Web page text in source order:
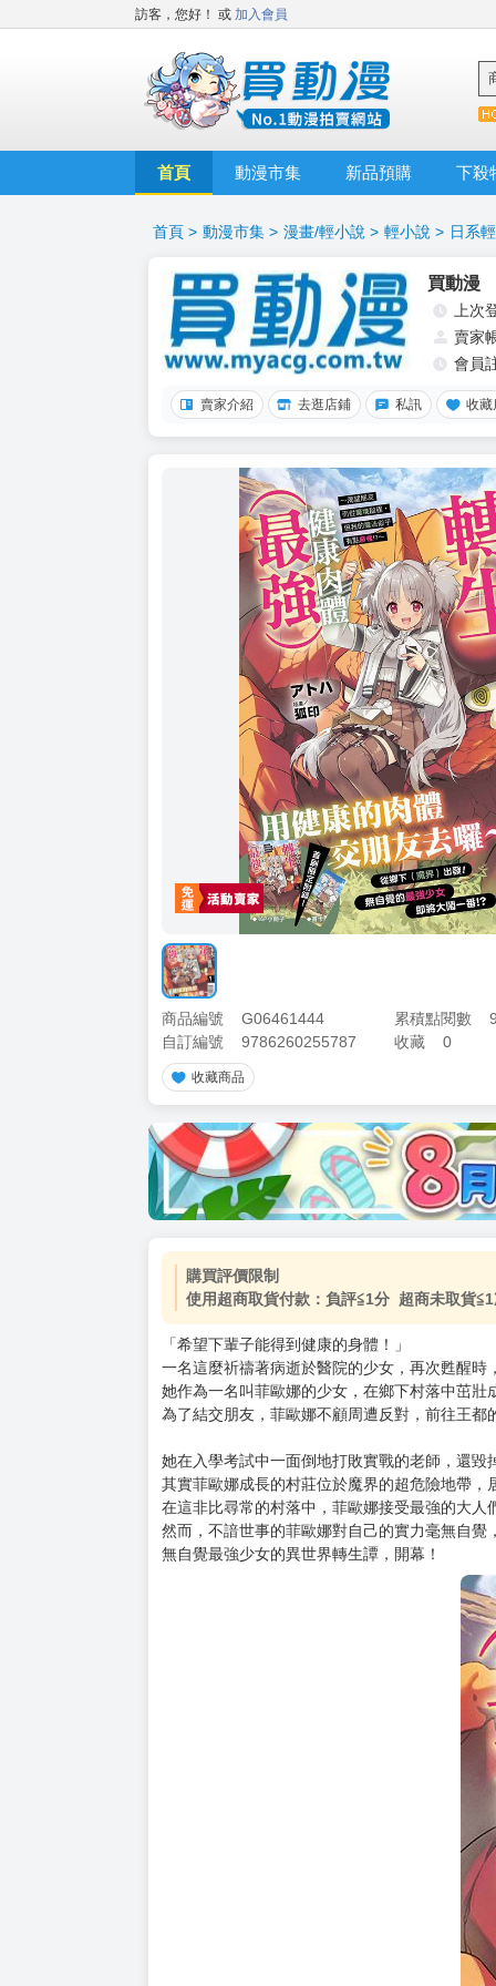
訪客，您好！ 或 加入會員
首頁 動漫市集 新品預購 下殺
首頁 > 動漫市集 > 漫畫/輕小說 > 輕小說 > 日系
買動漫
上次
賣家
會員
賣家介紹 去逛店鋪 私訊 收藏
商品編號 G06461444 累積點閱數
自訂編號
9786260255787 收藏 0
收藏商品
購買評價限制
使用超商取貨付款：負評≦1分 超商未取貨
「希望下輩子能得到健康的身體！」
一名這麼祈禱著病逝於醫院的少女，再次甦醒時
她作為一名叫菲歐娜的少女，在鄉下村落中茁
為了結交朋友，菲歐娜不顧周遭反對，前往王都
她在入學考試中一面倒地打敗實戰的老師，還
其實菲歐娜成長的村莊位於魔界的超危險地帶
在這非比尋常的村落中，菲歐娜接受最強的大
然而，不諳世事的菲歐娜對自己的實力毫無自覺
無自覺最強少女的異世界轉生譚，開幕！